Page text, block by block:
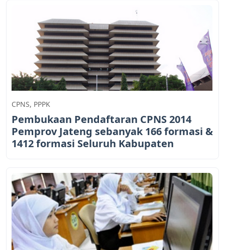
CPNS, PPPK
Pembukaan Pendaftaran CPNS 2014
Pemprov Jateng sebanyak 166 formasi &
1412 formasi Seluruh Kabupaten